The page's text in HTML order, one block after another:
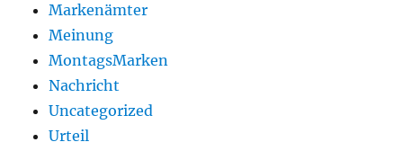
Markenämter
Meinung
MontagsMarken
Nachricht
Uncategorized
Urteil